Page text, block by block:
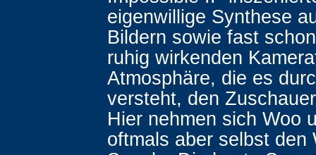
eigenwillige Synthese
Bildern sowie fast
ruhig wirkenden
Atmosphäre, die es
versteht, den
Hier nehmen sich Woo
oftmals aber selbst den